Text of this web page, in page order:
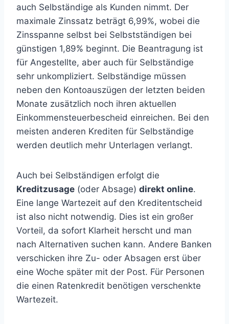
auch Selbständige als Kunden nimmt. Der
maximale Zinssatz beträgt 6,99%, wobei die
Zinsspanne selbst bei Selbstständigen bei
günstigen 1,89% beginnt. Die Beantragung ist
für Angestellte, aber auch für Selbständige
sehr unkompliziert. Selbständige müssen
neben den Kontoauszügen der letzten beiden
Monate zusätzlich noch ihren aktuellen
Einkommensteuerbescheid einreichen. Bei den
meisten anderen Krediten für Selbständige
werden deutlich mehr Unterlagen verlangt.
Auch bei Selbständigen erfolgt die
Kreditzusage (oder Absage) direkt online.
Eine lange Wartezeit auf den Kreditentscheid
ist also nicht notwendig. Dies ist ein großer
Vorteil, da sofort Klarheit herscht und man
nach Alternativen suchen kann. Andere Banken
verschicken ihre Zu- oder Absagen erst über
eine Woche später mit der Post. Für Personen
die einen Ratenkredit benötigen verschenkte
Wartezeit.